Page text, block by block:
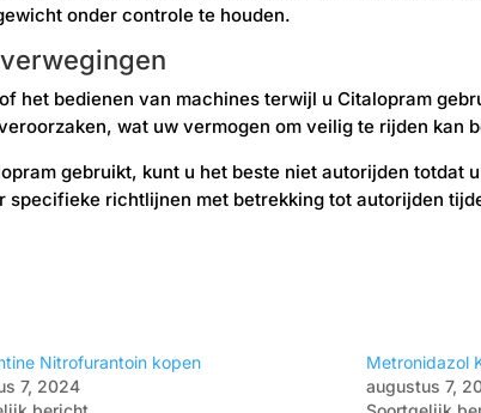
onder controle te houden.
het bedienen van machines terwijl u Citalopram
wat uw vermogen om veilig te rijden kan
gebruikt, kunt u het beste niet autorijden totdat
richtlijnen met betrekking tot autorijden
Nitrofurantoin kopen
7, 2024
Metronidazol
augustus 7,